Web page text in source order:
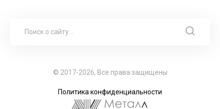
© 2017-2026, Все права защищены
Политика конфиденциальности